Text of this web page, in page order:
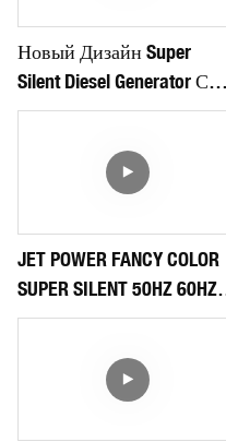
Новый Дизайн Super
Silent Diesel Generator С
Брендами Cummins
JET POWER FANCY COLOR
SUPER SILENT 50HZ 60HZ
DIESEL GENERATOR FOR